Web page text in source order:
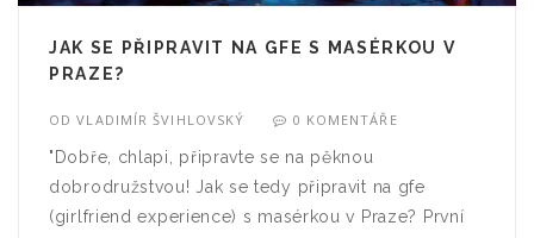
JAK SE PŘIPRAVIT NA GFE S MASÉRKOU V
PRAZE?
ODVLADIMÍR ŠVIHLOVSKÝ 0 KOMENTÁŘE
"Dobře, chlapi, připravte se na pěknou
dobrodružstvou! Jak se tedy připravit na gfe
(girlfriend experience) s masérkou v Praze? První